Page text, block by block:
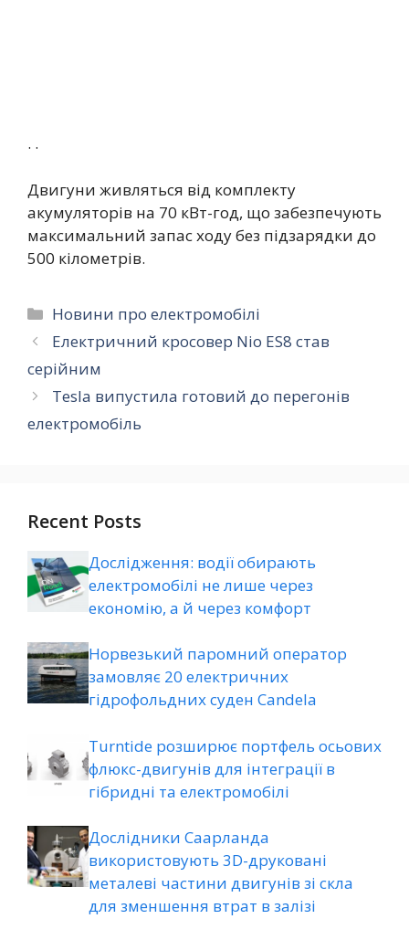
. .
Двигуни живляться від комплекту
акумуляторів на 70 кВт-год, що забезпечують
максимальний запас ходу без підзарядки до
500 кілометрів.
Категорії
Новини про електромобілі
Електричний кросовер Nio ES8 став
серійним
Tesla випустила готовий до перегонів
електромобіль
Recent Posts
Дослідження: водії обирають
електромобілі не лише через
економію, а й через комфорт
Норвезький паромний оператор
замовляє 20 електричних
гідрофольдних суден Candela
Turntide розширює портфель осьових
флюкс-двигунів для інтеграції в
гібридні та електромобілі
Дослідники Саарланда
використовують 3D-друковані
металеві частини двигунів зі скла
для зменшення втрат в залізі